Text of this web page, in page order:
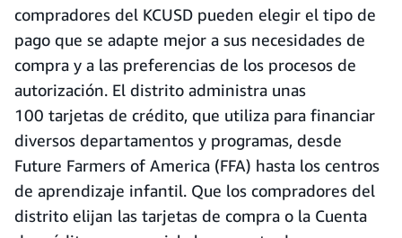
compradores del KCUSD pueden elegir el tipo de
pago que se adapte mejor a sus necesidades de
compra y a las preferencias de los procesos de
autorización. El distrito administra unas
100 tarjetas de crédito, que utiliza para financiar
diversos departamentos y programas, desde
Future Farmers of America (FFA) hasta los centros
de aprendizaje infantil. Que los compradores del
distrito elijan las tarjetas de compra o la Cuenta